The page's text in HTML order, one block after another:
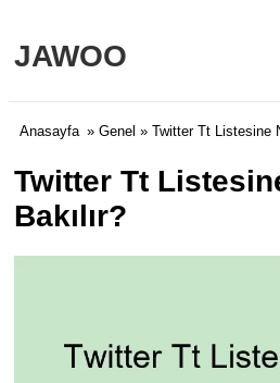
JAWOO
Anasayfa » Genel » Twitter Tt Listesine
Twitter Tt
Bakılır?